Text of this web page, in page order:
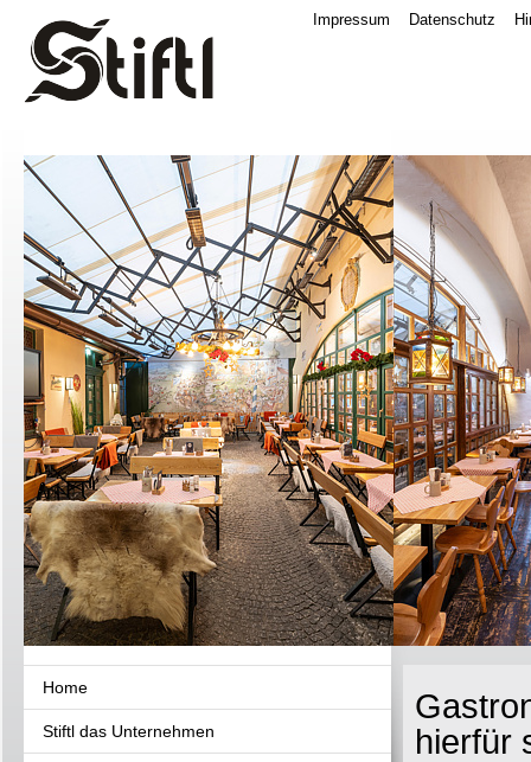
Impressum Datenschutz
Home
Stiftl das Unternehmen
hierfür